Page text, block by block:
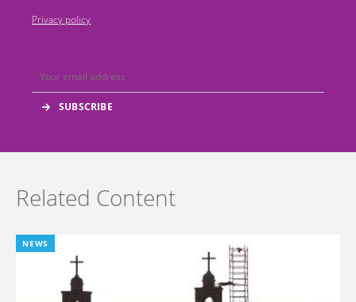
Privacy policy
Related Content
NEWS